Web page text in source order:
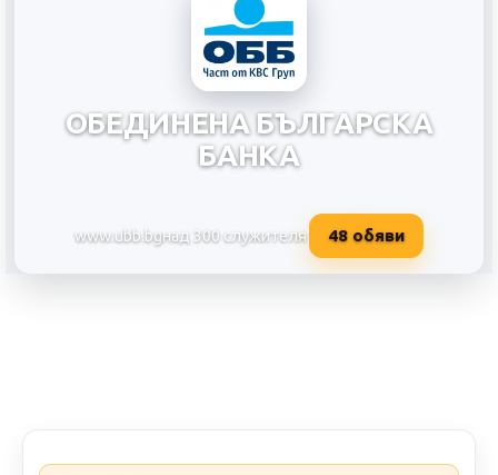
ОБЕДИНЕНА БЪЛГАРСКА
БАНКА
www.ubb.bgнад 300 служителя 48 обяви